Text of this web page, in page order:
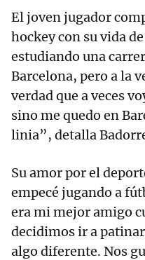
El joven jugador
hockey con su vida
estudiando una
Barcelona, pero a la
verdad que a veces
sino me quedo en
linia”, detalla
Su amor por el
empecé jugando a
era mi mejor amigo
decidimos ir a
algo diferente. Nos